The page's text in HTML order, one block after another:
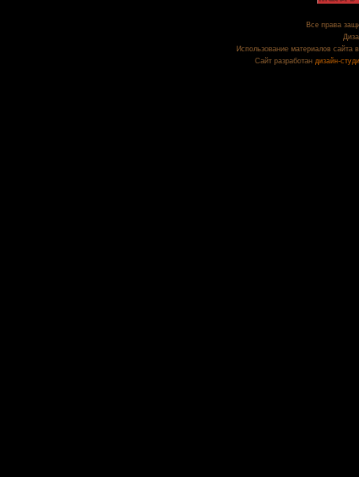
Все права
Использование материалов сайта
Сайт разработан дизайн-